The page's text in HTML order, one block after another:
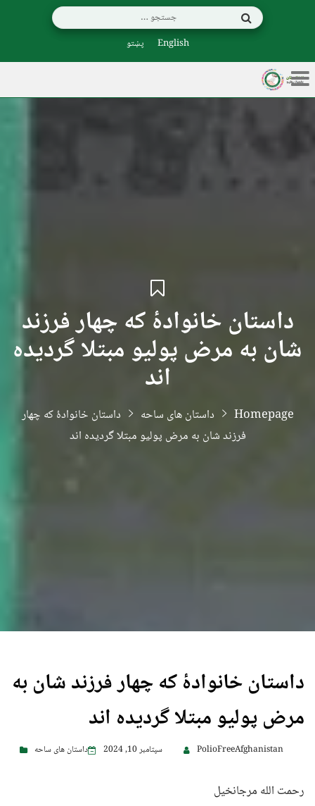
English پښتو
داستان خانوادهٔ که چهار فرزند
شان به مرض پولیو مبتلا گردیده
اند
Homepage داستان های ساحه
داستان خانوادهٔ که چهار
فرزند شان به مرض پولیو مبتلا گردیده اند
داستان خانوادهٔ که چهار فرزند شان به
مرض پولیو مبتلا گردیده اند
PolioFreeAfghanistan سپتامبر 10, 2024 داستان های ساحه
رحمت الله مرجانخیل